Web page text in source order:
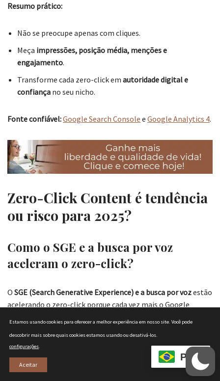
Resumo prático:
Não se preocupe apenas com cliques.
Meça impressões, posição média, menções e
engajamento.
Transforme cada zero-click em autoridade digital e
confiança no seu nicho.
Fonte confiável:Google Search Console e Google Analytics 4.
Zero-Click Content é tendência
ou risco para 2025?
Como o SGE e a busca por voz
aceleram o zero-click?
O SGE (Search Generative Experience) e a busca por vozestão
acelerando o zero-click porque cada vez mais o Google
Busca por voz:
Assistentes como Google Assistant ou
Alexa leem respostas curtas e objetivas, normalmente
PT
Estamos usando cookies para oferecer a melhor experiência em nosso site. Você pode
descobrir mais sobre quais cookies estamos usando ou desativá-los.
configurações.
Aceitar